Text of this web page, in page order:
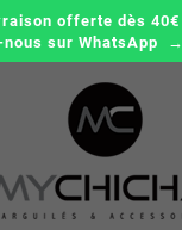
offerte dès
nous sur WhatsApp